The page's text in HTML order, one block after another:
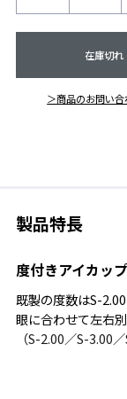
在庫切れ
＞商品のお問い合
製品特長
度付きアイカッ
既製の度数はS-
眼に合わせて左右
（S-2.00／S-3.00